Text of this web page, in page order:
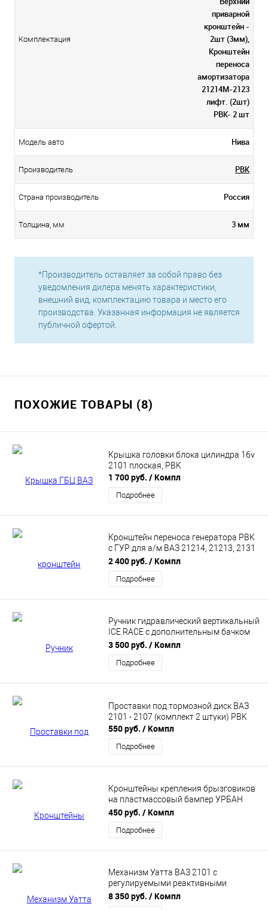
Комплектация
приварной
кронштейн -
2шт (3мм),
Кронштейн
переноса
амортизатора
21214М-2123
лифт. (2шт)
PBK- 2 шт
Модель авто Нива
Производитель PBK
Страна производитель Россия
Толщина, мм 3 мм
*Производитель оставляет за собой право без
уведомления дилера менять характеристики,
внешний вид, комплектацию товара и место его
производства. Указанная информация не является
публичной офертой.
ПОХОЖИЕ ТОВАРЫ (8)
Крышка головки блока цилиндра 16v
2101 плоская, PBK
1 700 руб. / Компл
Подробнее
Кронштейн переноса генератора PBK
с ГУР для а/м ВАЗ 21214, 21213, 2131
в сборе с ремнем и метизами (ver. 1)
2 400 руб. / Компл
Подробнее
Ручник гидравлический вертикальный
ICE RACE с дополнительным бачком
PBK
3 500 руб. / Компл
Подробнее
Проставки под тормозной диск ВАЗ
2101 - 2107 (комплект 2 штуки) PBK
550 руб. / Компл
Подробнее
Кронштейны крепления брызговиков
на пластмассовый бампер УРБАН
(комплект) 21214 «НИВА» PBK
450 руб. / Компл
Подробнее
Механизм Уатта ВАЗ 2101 с
регулируемыми реактивными
штангами на резине PBK
8 350 руб. / Компл